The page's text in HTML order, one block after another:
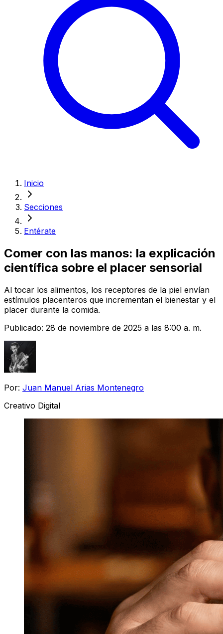
Inicio
Secciones
Entérate
Comer con las manos: la explicación
científica sobre el placer sensorial
Al tocar los alimentos, los receptores de la piel envían
estímulos placenteros que incrementan el bienestar y el
placer durante la comida.
Publicado: 28 de noviembre de 2025 a las 8:00 a. m.
Por: Juan Manuel Arias Montenegro
Creativo Digital